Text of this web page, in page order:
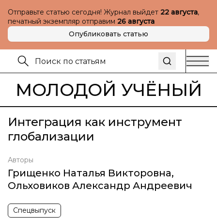
Отправьте статью сегодня! Журнал выйдет 22 августа,
печатный экземпляр отправим 26 августа
Опубликовать статью
МОЛОДОЙ УЧЁНЫЙ
Интеграция как инструмент
глобализации
Авторы
Грищенко Наталья Викторовна,
Ольховиков Александр Андреевич
Спецвыпуск